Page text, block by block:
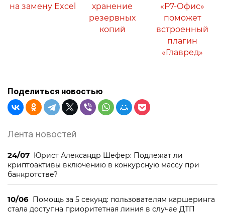
на замену Excel
хранение
резервных
копий
«Р7-Офис»
поможет
встроенный
плагин
«Главред»
Поделиться новостью
Лента новостей
24/07 Юрист Александр Шефер: Подлежат ли
криптоактивы включению в конкурсную массу при
банкротстве?
10/06 Помощь за 5 секунд: пользователям каршеринга
стала доступна приоритетная линия в случае ДТП